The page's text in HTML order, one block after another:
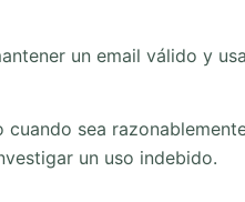
un email válido y
sea
un uso indebido.